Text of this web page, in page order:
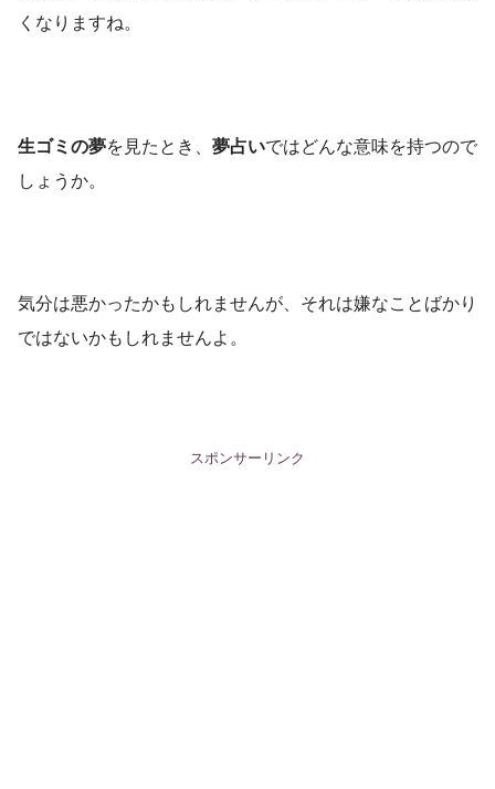
くなりますね。
生ゴミの夢を見たとき、 夢占いではどんな意味を持つので
しょうか。
気分は悪かったかもしれませんが、それは嫌なことばかり
ではないかもしれませんよ。
スポンサーリンク